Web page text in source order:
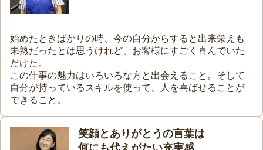
始めたときばかりの時、今の自分からすると出来栄えも
未熟だったとは思うけれど、お客様にすごく喜んでいた
だけた。
この仕事の魅力はいろいろな方と出会えること。そして
自分が持っているスキルを使って、人を喜ばせることが
できること。
笑顔とありがとうの言葉は